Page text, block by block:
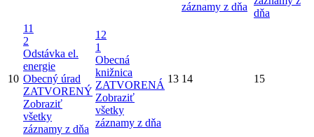
záznamy z dňa
dňa
10
11
2
Odstávka el.
energie
Obecný úrad
ZATVORENÝ
Zobraziť
všetky
záznamy z dňa
12
1
Obecná
knižnica
ZATVORENÁ
Zobraziť
všetky
záznamy z dňa
13 14 15